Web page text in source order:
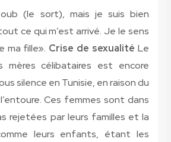
(le sort), mais je suis bien
ce qui m’est arrivé. Je le sens
ma fille». Crise de sexualité Le
mères célibataires est encore
silence en Tunisie, en raison du
Ces femmes sont dans
rejetées par leurs familles et la
leurs enfants, étant les